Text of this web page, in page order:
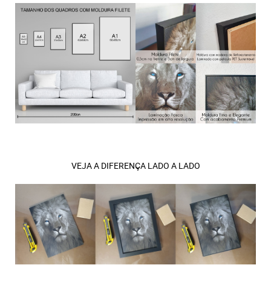
VEJA A DIFERENÇA LADO A LADO